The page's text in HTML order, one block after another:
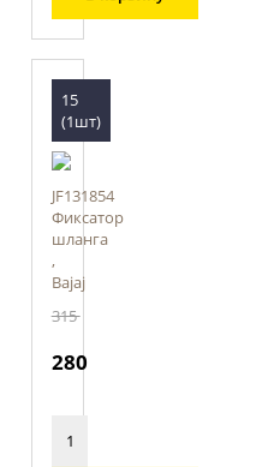
15
(1шт)
JF131854
Фиксатор
шланга
,
Bajaj
315
280